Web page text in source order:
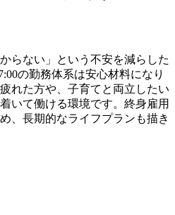
らない」という不安を減らした
の勤務体系は安心材料になり
れた方や、子育てと両立したい
いて働ける環境です。終身雇用
、長期的なライフプランも描き